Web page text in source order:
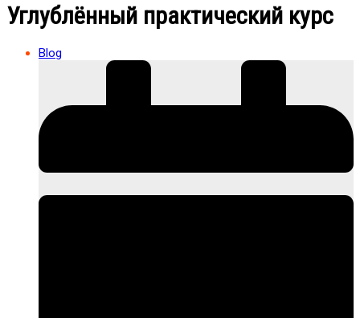
Углублённый практический курс
Blog